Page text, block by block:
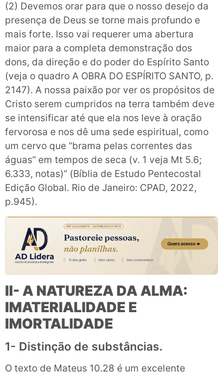
(2) Devemos orar para que o nosso desejo da
presença de Deus se torne mais profundo e
mais forte. Isso vai requerer uma abertura
maior para a completa demonstração dos
dons, da direção e do poder do Espírito Santo
(veja o quadro A OBRA DO ESPÍRITO SANTO, p.
2147). A nossa paixão por ver os propósitos de
Cristo serem cumpridos na terra também deve
se intensificar até que ela nos leve à oração
fervorosa e nos dê uma sede espiritual, como
um cervo que “brama pelas correntes das
águas” em tempos de seca (v. 1 veja Mt 5.6;
6.333, notas)” (Bíblia de Estudo Pentecostal
Edição Global. Rio de Janeiro: CPAD, 2022,
p.945).
II- A NATUREZA DA ALMA:
IMATERIALIDADE E
IMORTALIDADE
1- Distinção de substâncias.
O texto de Mateus 10.28 é um excelente